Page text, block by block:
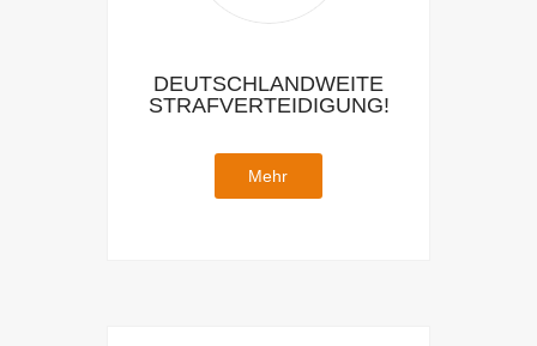
DEUTSCHLANDWEITE
STRAFVERTEIDIGUNG!
Mehr